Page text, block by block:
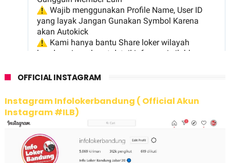
OFFICIAL INSTAGRAM
Instagram Infolokerbandung ( Official Akun
Instagram #ILB)